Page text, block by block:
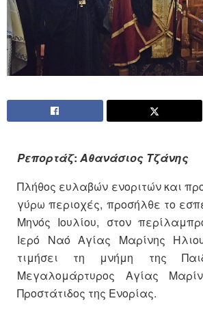
Ρεπορτάζ: Αθανάσιος Τζάνης
Πλήθος ευλαβών ενοριτών και
γύρω περιοχές, προσήλθε το
Μηνός Ιουλίου, στον
Ιερό Ναό Αγίας Μαρίνης
τιμήσει τη μνήμη της
Μεγαλομάρτυρος Αγίας
Προστάτιδος της Ενορίας.